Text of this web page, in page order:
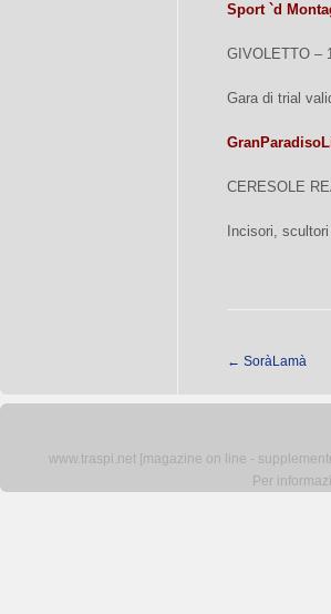
Sport `d
GIVOLETTO –
Gara di trial
CERESOLE
Incisori,
← SoràLamà
www.traspi.net [magazine on line -
Per